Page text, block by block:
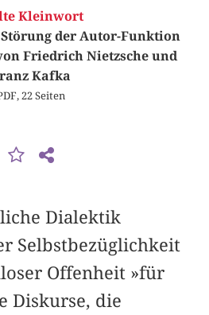
Kleinwort
der Autor-Funktion
Friedrich Nietzsche und
Kafka
22 Seiten
Dialektik
Selbstbezüglichkeit
Offenheit »für
Diskurse, die